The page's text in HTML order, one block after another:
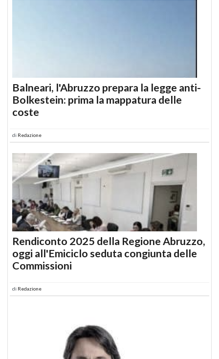
Balneari, l'Abruzzo prepara la legge anti-
Bolkestein: prima la mappatura delle
coste
di Redazione
Rendiconto 2025 della Regione Abruzzo,
oggi all'Emiciclo seduta congiunta delle
Commissioni
di Redazione